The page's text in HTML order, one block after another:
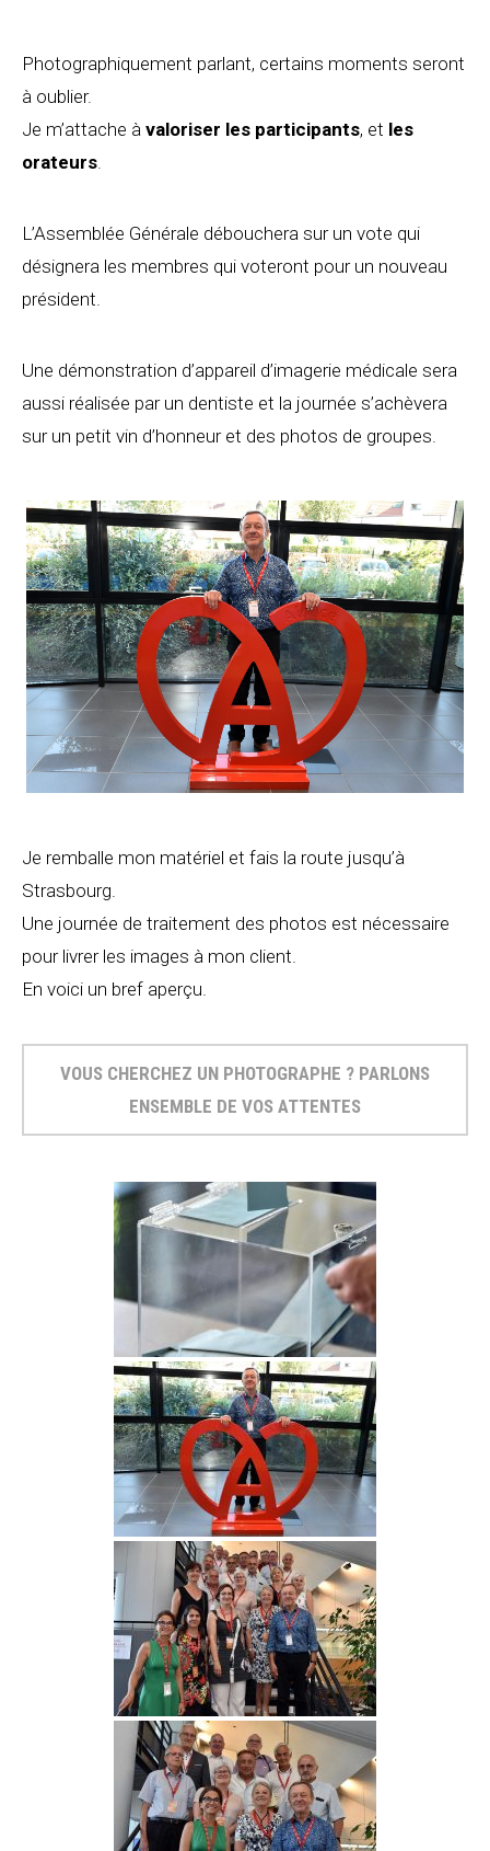
Photographiquement parlant, certains moments seront
à oublier.
Je m’attache à valoriser les participants, et les
orateurs.
L’Assemblée Générale débouchera sur un vote qui
désignera les membres qui voteront pour un nouveau
président.
Une démonstration d’appareil d’imagerie médicale sera
aussi réalisée par un dentiste et la journée s’achèvera
sur un petit vin d’honneur et des photos de groupes.
Je remballe mon matériel et fais la route jusqu’à
Strasbourg.
Une journée de traitement des photos est nécessaire
pour livrer les images à mon client.
En voici un bref aperçu.
VOUS CHERCHEZ UN PHOTOGRAPHE ? PARLONS
ENSEMBLE DE VOS ATTENTES